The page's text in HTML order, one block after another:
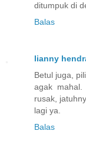
ditumpuk di
Balas
lianny
Betul juga,
agak
rusak,
lagi ya.
Balas